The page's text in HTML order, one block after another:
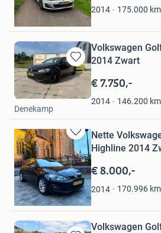
2014 175.000 km
MB scooters
Rotsterhaule
Bewaren
in
Mijn
Favorieten
Volkswagen
2014 Zwart
€ 7.750,-
2014 146.200 km
Thomas Bos
Denekamp
Bewaren
in
Mijn
Favorieten
Nette
Highline 2014
€ 8.000,-
2014 170.996 km
G.L. van den Bosch
Boxtel
Volkswagen